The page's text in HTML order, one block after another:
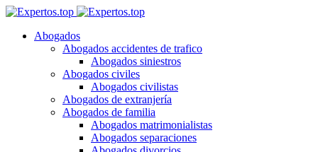
Abogados
Abogados accidentes de trafico
Abogados siniestros
Abogados civiles
Abogados civilistas
Abogados de extranjería
Abogados de familia
Abogados matrimonialistas
Abogados separaciones